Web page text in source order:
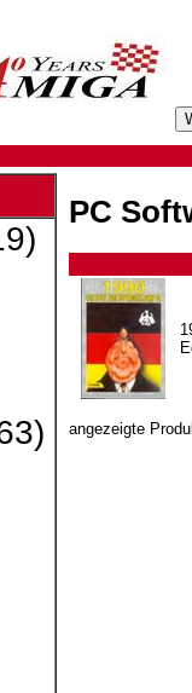
PC
angezeigte